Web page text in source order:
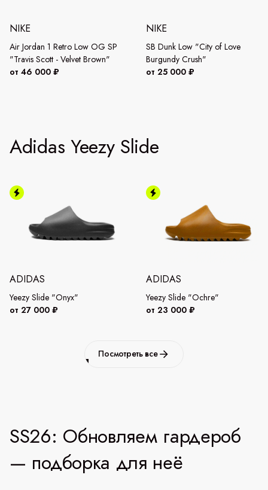
NIKE
Air Jordan 1 Retro Low OG SP
"Travis Scott - Velvet Brown"
от 46 000 ₽
NIKE
SB Dunk Low "City of Love
Burgundy Crush"
от 25 000 ₽
Adidas Yeezy Slide
ADIDAS
Yeezy Slide "Onyx"
от 27 000 ₽
ADIDAS
Yeezy Slide "Ochre"
от 23 000 ₽
Посмотреть все
SS26: Обновляем гардероб
— подборка для неё